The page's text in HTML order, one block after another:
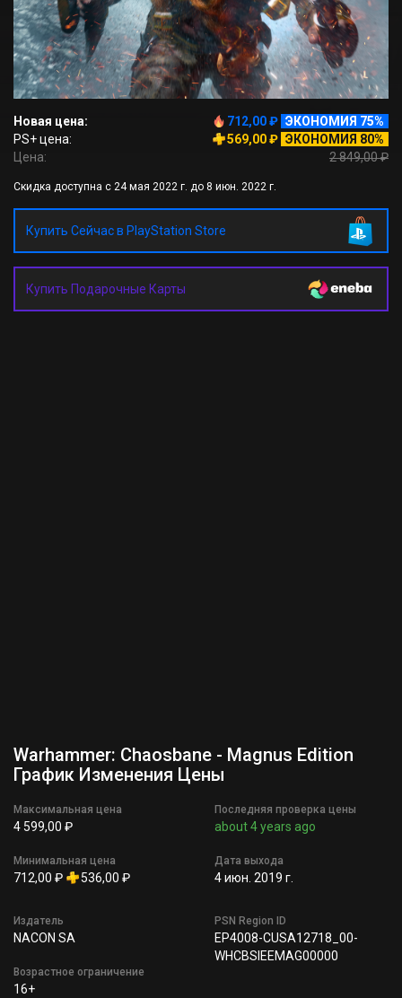
Новая цена: 712,00 ₽ ЭКОНОМИЯ 75%
PS+ цена:
569,00 ₽ ЭКОНОМИЯ 80%
Цена:
2 849,00 ₽
Скидка доступна с 24 мая 2022 г. до 8 июн. 2022 г.
Купить Сейчас в PlayStation Store
Купить Подарочные Карты
Warhammer: Chaosbane - Magnus Edition
График Изменения Цены
Максимальная цена
4 599,00 ₽
Минимальная цена
712,00 ₽ 536,00 ₽
Последняя проверка цены
about 4 years ago
Дата выхода
4 июн. 2019 г.
Издатель
NACON SA
Возрастное ограничение
16+
PSN Region ID
EP4008-CUSA12718_00-
WHCBSIEEMAG00000